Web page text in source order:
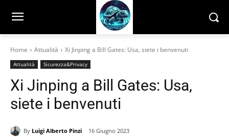
Home Attualità Xi Jinping a Bill Gates: Usa, siete i benvenuti
Attualità Sicurezza&Privacy
Xi Jinping a Bill Gates: Usa,
siete i benvenuti
By Luigi Alberto Pinzi 16 Giugno 2023